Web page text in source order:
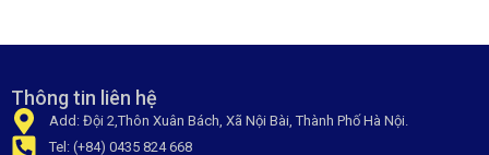
Thông tin liên hệ
Add: Đội 2,Thôn Xuân Bách, Xã Nội Bài, Thành Phố Hà Nội.
Tel: (+84) 0435 824 668